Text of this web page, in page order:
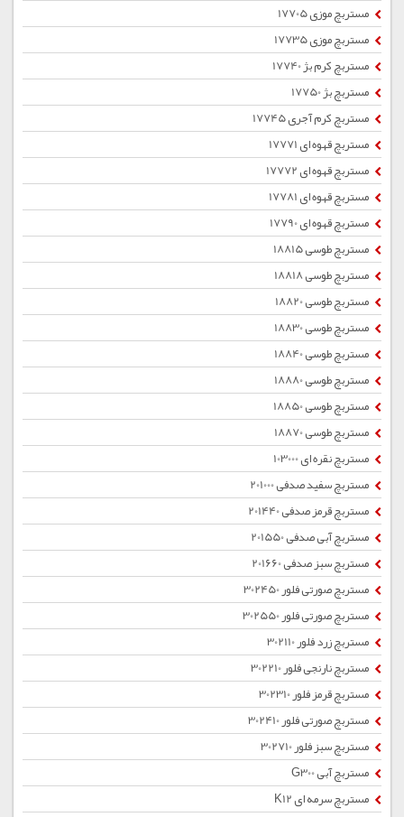
مستربچ موزی 17705
مستربچ موزی 17735
مستربچ کرم بژ 17740
مستربچ بژ 17750
مستربچ کرم آجری 17745
مستربچ قهوه ای 17771
مستربچ قهوه ای 17772
مستربچ قهوه ای 17781
مستربچ قهوه ای 17790
مستربچ طوسی 18815
مستربچ طوسی 18818
مستربچ طوسی 18820
مستربچ طوسی 18830
مستربچ طوسی 18840
مستربچ طوسی 18880
مستربچ طوسی 18850
مستربچ طوسی 18870
مستربچ نقره ای 103000
مستربچ سفید صدفی 201000
مستربچ قرمز صدفی 201440
مستربچ آبی صدفی 201550
مستربچ سبز صدفی 201660
مستربچ صورتی فلور 302450
مستربچ صورتی فلور 302550
مستربچ زرد فلور 302110
مستربچ نارنجی فلور 302210
مستربچ قرمز فلور 302310
مستربچ صورتی فلور 302410
مستربچ سبز فلور 302710
مستربچ آبی G300
مستربچ سرمه ای K12